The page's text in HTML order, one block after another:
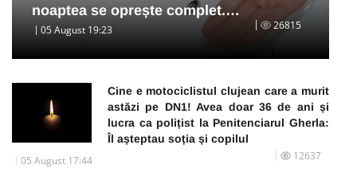
noaptea se oprește complet.…
05 August 19:23 26815
Cine e motociclistul clujean care a murit
astăzi pe DN1! Avea doar 36 de ani și
lucra ca polițist la Penitenciarul Gherla:
Îl așteptau soția și copilul
05 August 17:44 12637